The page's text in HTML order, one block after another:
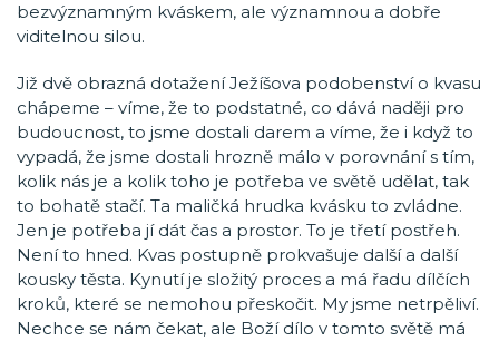
bezvýznamným kváskem, ale významnou a dobře
viditelnou silou.
Již dvě obrazná dotažení Ježíšova podobenství o kvasu
chápeme – víme, že to podstatné, co dává naději pro
budoucnost, to jsme dostali darem a víme, že i když to
vypadá, že jsme dostali hrozně málo v porovnání s tím,
kolik nás je a kolik toho je potřeba ve světě udělat, tak
to bohatě stačí. Ta maličká hrudka kvásku to zvládne.
Jen je potřeba jí dát čas a prostor. To je třetí postřeh.
Není to hned. Kvas postupně prokvašuje další a další
kousky těsta. Kynutí je složitý proces a má řadu dílčích
kroků, které se nemohou přeskočit. My jsme netrpěliví.
Nechce se nám čekat, ale Boží dílo v tomto světě má